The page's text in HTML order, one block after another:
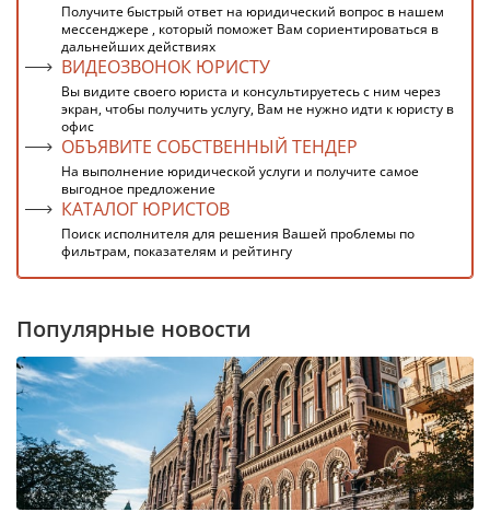
Получите быстрый ответ на юридический вопрос в нашем
мессенджере , который поможет Вам сориентироваться в
дальнейших действиях
ВИДЕОЗВОНОК ЮРИСТУ
Вы видите своего юриста и консультируетесь с ним через
экран, чтобы получить услугу, Вам не нужно идти к юристу в
офис
ОБЪЯВИТЕ СОБСТВЕННЫЙ ТЕНДЕР
На выполнение юридической услуги и получите самое
выгодное предложение
КАТАЛОГ ЮРИСТОВ
Поиск исполнителя для решения Вашей проблемы по
фильтрам, показателям и рейтингу
Популярные новости